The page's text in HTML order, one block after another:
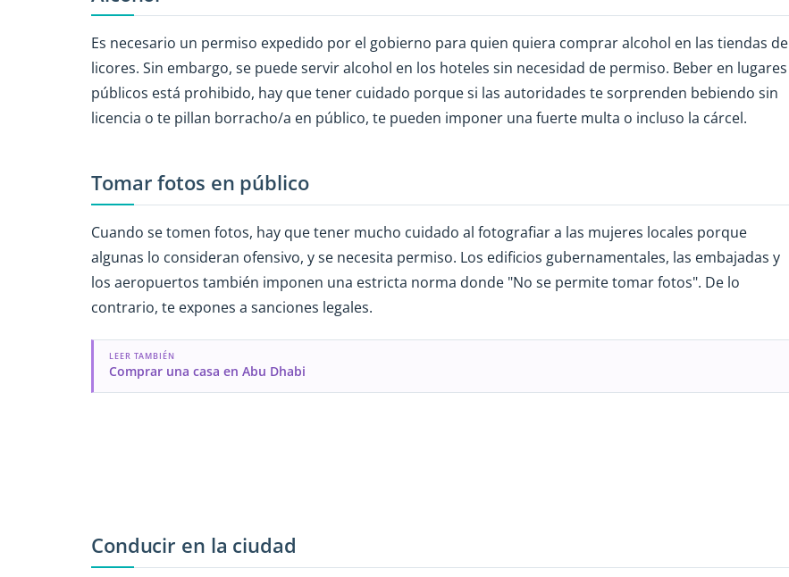
Es necesario un permiso expedido por el gobierno para quien quiera comprar alcohol en las tiendas de
licores. Sin embargo, se puede servir alcohol en los hoteles sin necesidad de permiso. Beber en lugares
públicos está prohibido, hay que tener cuidado porque si las autoridades te sorprenden bebiendo sin
licencia o te pillan borracho/a en público, te pueden imponer una fuerte multa o incluso la cárcel.
Tomar fotos en público
Cuando se tomen fotos, hay que tener mucho cuidado al fotografiar a las mujeres locales porque
algunas lo consideran ofensivo, y se necesita permiso. Los edificios gubernamentales, las embajadas y
los aeropuertos también imponen una estricta norma donde "No se permite tomar fotos". De lo
contrario, te expones a sanciones legales.
LEER TAMBIÉN
Comprar una casa en Abu Dhabi
Conducir en la ciudad